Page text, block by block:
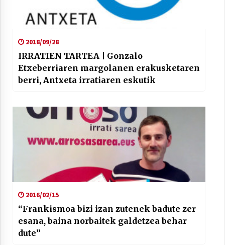
2018/09/28
IRRATIEN TARTEA | Gonzalo
Etxeberriaren margolanen erakusketaren
berri, Antxeta irratiaren eskutik
2016/02/15
“Frankismoa bizi izan zutenek badute zer
esana, baina norbaitek galdetzea behar
dute”